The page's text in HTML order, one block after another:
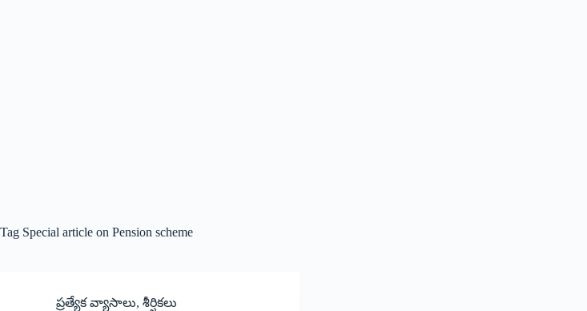
Tag Special article on Pension scheme
ప్రత్యేక వ్యాసాలు, శీర్షికలు